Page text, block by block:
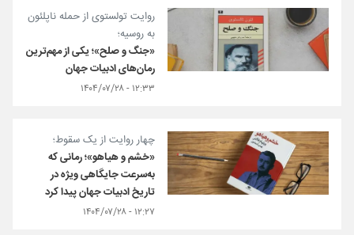
روایت تولستوی از حمله ناپلئون
به روسیه؛
«جنگ و صلح»؛ یکی از مهم‌ترین
رمان‌های ادبیات جهان
۱۲:۳۳ - ۱۴۰۴/۰۷/۲۸
چهار روایت از یک سقوط؛
«خشم و هیاهو»؛ رمانی که
به‌سرعت جایگاهی ویژه در
تاریخ ادبیات جهان پیدا کرد
۱۲:۲۷ - ۱۴۰۴/۰۷/۲۸